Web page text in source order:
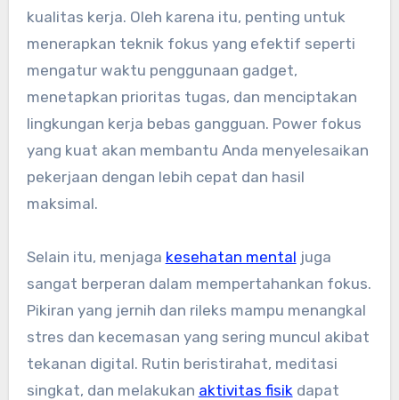
kualitas kerja. Oleh karena itu, penting untuk
menerapkan teknik fokus yang efektif seperti
mengatur waktu penggunaan gadget,
menetapkan prioritas tugas, dan menciptakan
lingkungan kerja bebas gangguan. Power fokus
yang kuat akan membantu Anda menyelesaikan
pekerjaan dengan lebih cepat dan hasil
maksimal.
Selain itu, menjaga kesehatan mental juga
sangat berperan dalam mempertahankan fokus.
Pikiran yang jernih dan rileks mampu menangkal
stres dan kecemasan yang sering muncul akibat
tekanan digital. Rutin beristirahat, meditasi
singkat, dan melakukan aktivitas fisik dapat